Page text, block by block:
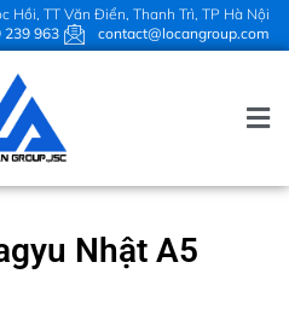
Hồi, TT Văn Điển, Thanh Trì, TP Hà Nội
239 963
contact@locangroup.com
Nhật A5